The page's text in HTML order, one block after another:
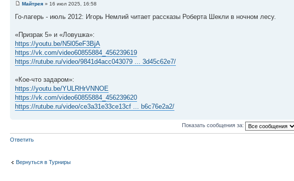
Майтрея » 16 июл 2025, 16:58
Го-лагерь - июль 2012: Игорь Немлий читает рассказы Роберта Шекли в ночном лесу.
«Призрак 5» и «Ловушка»:
https://youtu.be/N5l05eF3BjA
https://vk.com/video60855884_456239619
https://rutube.ru/video/9841d4acc043079 ... 3d45c62e7/
«Кое-что задаром»:
https://youtu.be/YULRHrVNNOE
https://vk.com/video60855884_456239620
https://rutube.ru/video/ce3a31e33ce13cf ... b6c76e2a2/
Показать сообщения за:
Ответить
Вернуться в Турниры